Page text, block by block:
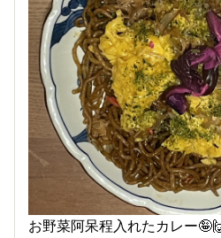
お野菜阿呆程入れたカレー